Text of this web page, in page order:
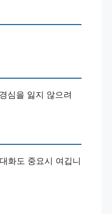
심을 잃지 않으려
화도 중요시 여깁니